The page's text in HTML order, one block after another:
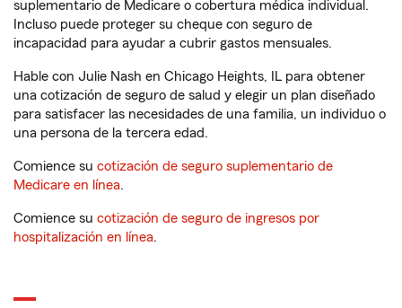
suplementario de Medicare o cobertura médica individual.
Incluso puede proteger su cheque con seguro de
incapacidad para ayudar a cubrir gastos mensuales.
Hable con Julie Nash en Chicago Heights, IL para obtener
una cotización de seguro de salud y elegir un plan diseñado
para satisfacer las necesidades de una familia, un individuo o
una persona de la tercera edad.
Comience su cotización de seguro suplementario de
Medicare en línea.
Comience su cotización de seguro de ingresos por
hospitalización en línea.